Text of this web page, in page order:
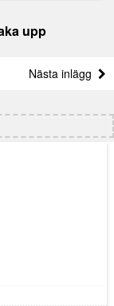
upp
Nästa inlägg